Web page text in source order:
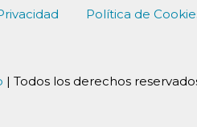
Política de
| Todos los derechos